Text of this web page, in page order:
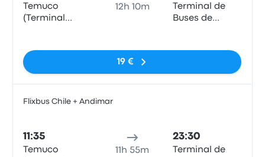
Temuco
(Terminal
12h 10m
Terminal de
Buses de
19 €
Flixbus Chile + Andimar
11:35
Temuco
11h 55m
23:30
Terminal de